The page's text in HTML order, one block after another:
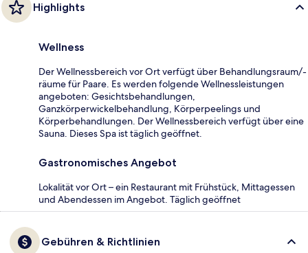
Highlights
Wellness
Der Wellnessbereich vor Ort verfügt über Behandlungsraum/-
räume für Paare. Es werden folgende Wellnessleistungen
angeboten: Gesichtsbehandlungen,
Ganzkörperwickelbehandlung, Körperpeelings und
Körperbehandlungen. Der Wellnessbereich verfügt über eine
Sauna. Dieses Spa ist täglich geöffnet.
Gastronomisches Angebot
Lokalität vor Ort – ein Restaurant mit Frühstück, Mittagessen
und Abendessen im Angebot. Täglich geöffnet
Gebühren & Richtlinien